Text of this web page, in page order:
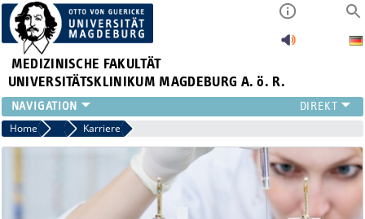
MEDIZINISCHE FAKULTÄT
UNIVERSITÄTSKLINIKUM MAGDEBURG A. ö. R.
INSTITUTE
KLINIKEN
ZENTRALE EINRICHTUNGEN
PRESSE
Home Immunologie (M.Sc.)
Karriere